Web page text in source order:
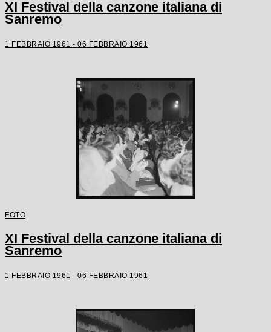
XI Festival della canzone italiana di
Sanremo
1 FEBBRAIO 1961 - 06 FEBBRAIO 1961
FOTO
XI Festival della canzone italiana di
Sanremo
1 FEBBRAIO 1961 - 06 FEBBRAIO 1961